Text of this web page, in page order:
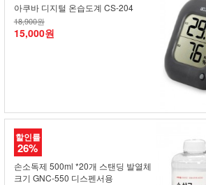
아쿠바 디지털 온습도계 CS-204
18,900원
15,000원
할인률
26%
손소독제 500ml *20개 스탠딩 발열체
크기 GNC-550 디스펜서용